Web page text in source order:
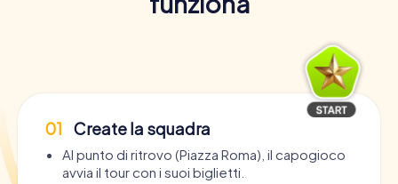
01 Create la squadra
Al punto di ritrovo (Piazza Roma), il capogioco
avvia il tour con i suoi biglietti.